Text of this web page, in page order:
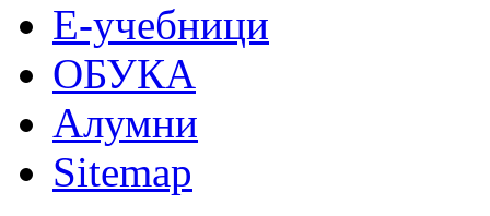
Е-учебници
ОБУКА
Алумни
Sitemap